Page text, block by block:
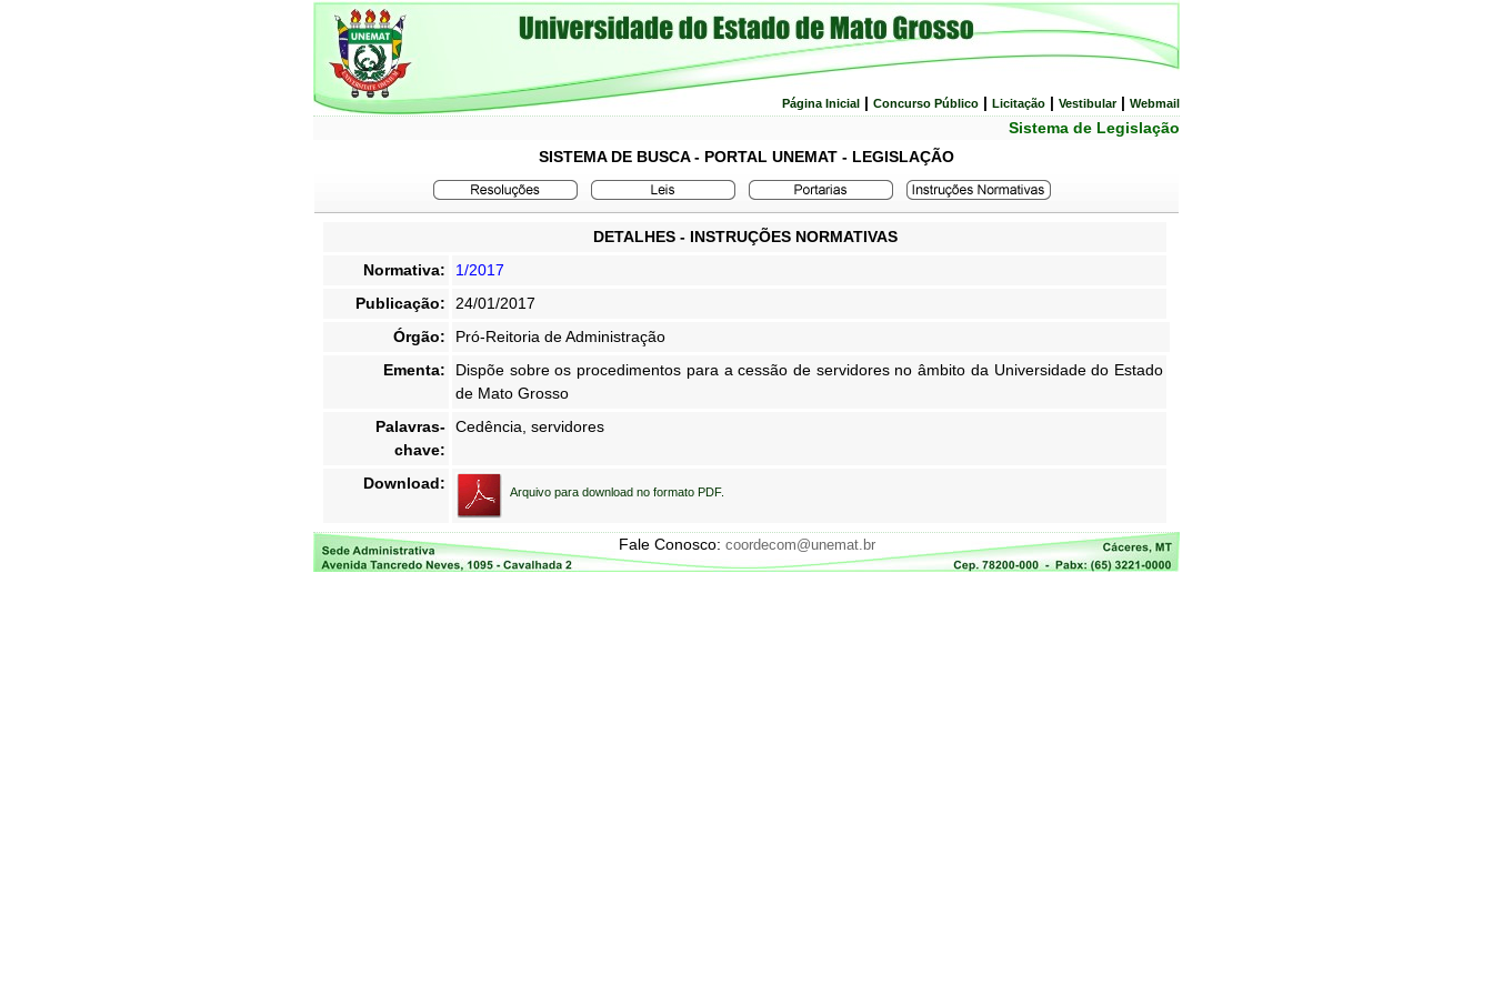
Página Inicial | Concurso Público | Licitação | Vestibular| Webmail
Sistema de Legislação
SISTEMA DE BUSCA - PORTAL UNEMAT - LEGISLAÇÃO
DETALHES - INSTRUÇÕES NORMATIVAS
Normativa:
1/2017
Publicação:
24/01/2017
Órgão:
Pró-Reitoria de Administração
Ementa:
Dispõe sobre os procedimentos para a cessão de servidores no âmbito da Universidade do Estado
de Mato Grosso
Palavras-
chave:
Cedência, servidores
Download: Arquivo para download no formato PDF.
Fale Conosco: coordecom@unemat.br